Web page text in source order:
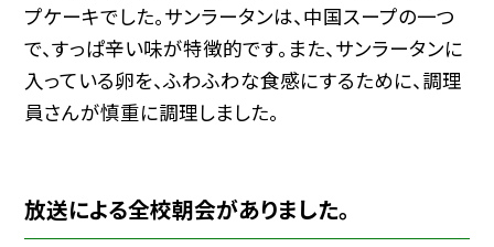
プケーキでした。サンラータンは、中国スープの一つ
で、すっぱ辛い味が特徴的です。また、サンラータンに
入っている卵を、ふわふわな食感にするために、調理
員さんが慎重に調理しました。
放送による全校朝会がありました。